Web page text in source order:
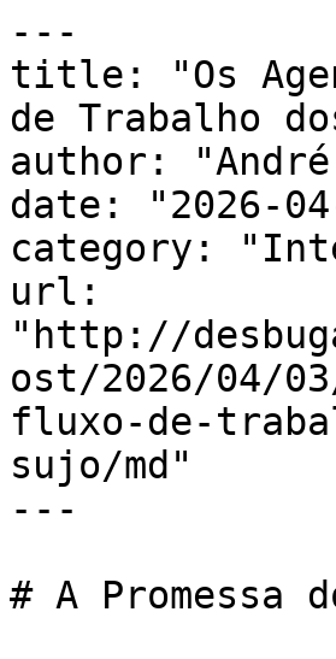
---
title: "Os
de Trabalho
author:
date: "2026-
category:
url:
"http://
ost/2026/04/
fluxo-de-
sujo/md"
---
# A Promessa